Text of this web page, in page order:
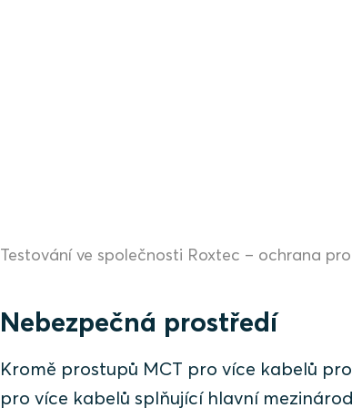
Testování ve společnosti Roxtec – ochrana
Nebezpečná prostředí
Kromě prostupů MCT pro více kabelů
pro více kabelů splňující hlavní